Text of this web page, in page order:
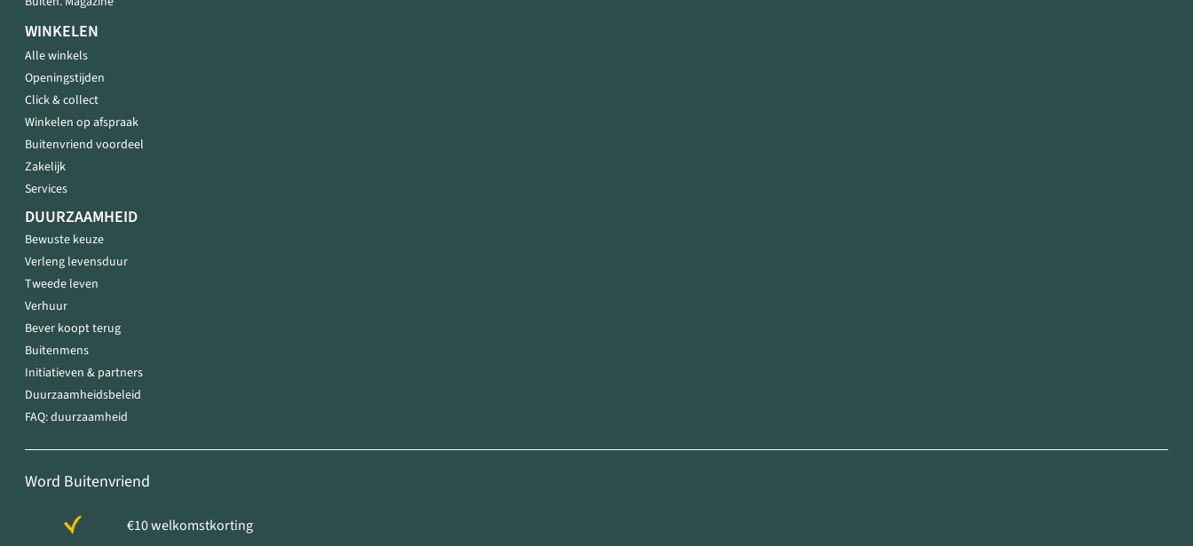
WINKELEN
Alle winkels
Openingstijden
Click & collect
Winkelen op afspraak
Buitenvriend voordeel
Zakelijk
Services
DUURZAAMHEID
Bewuste keuze
Verleng levensduur
Tweede leven
Verhuur
Bever koopt terug
Buitenmens
Initiatieven & partners
Duurzaamheidsbeleid
FAQ: duurzaamheid
Word Buitenvriend
€10 welkomstkorting